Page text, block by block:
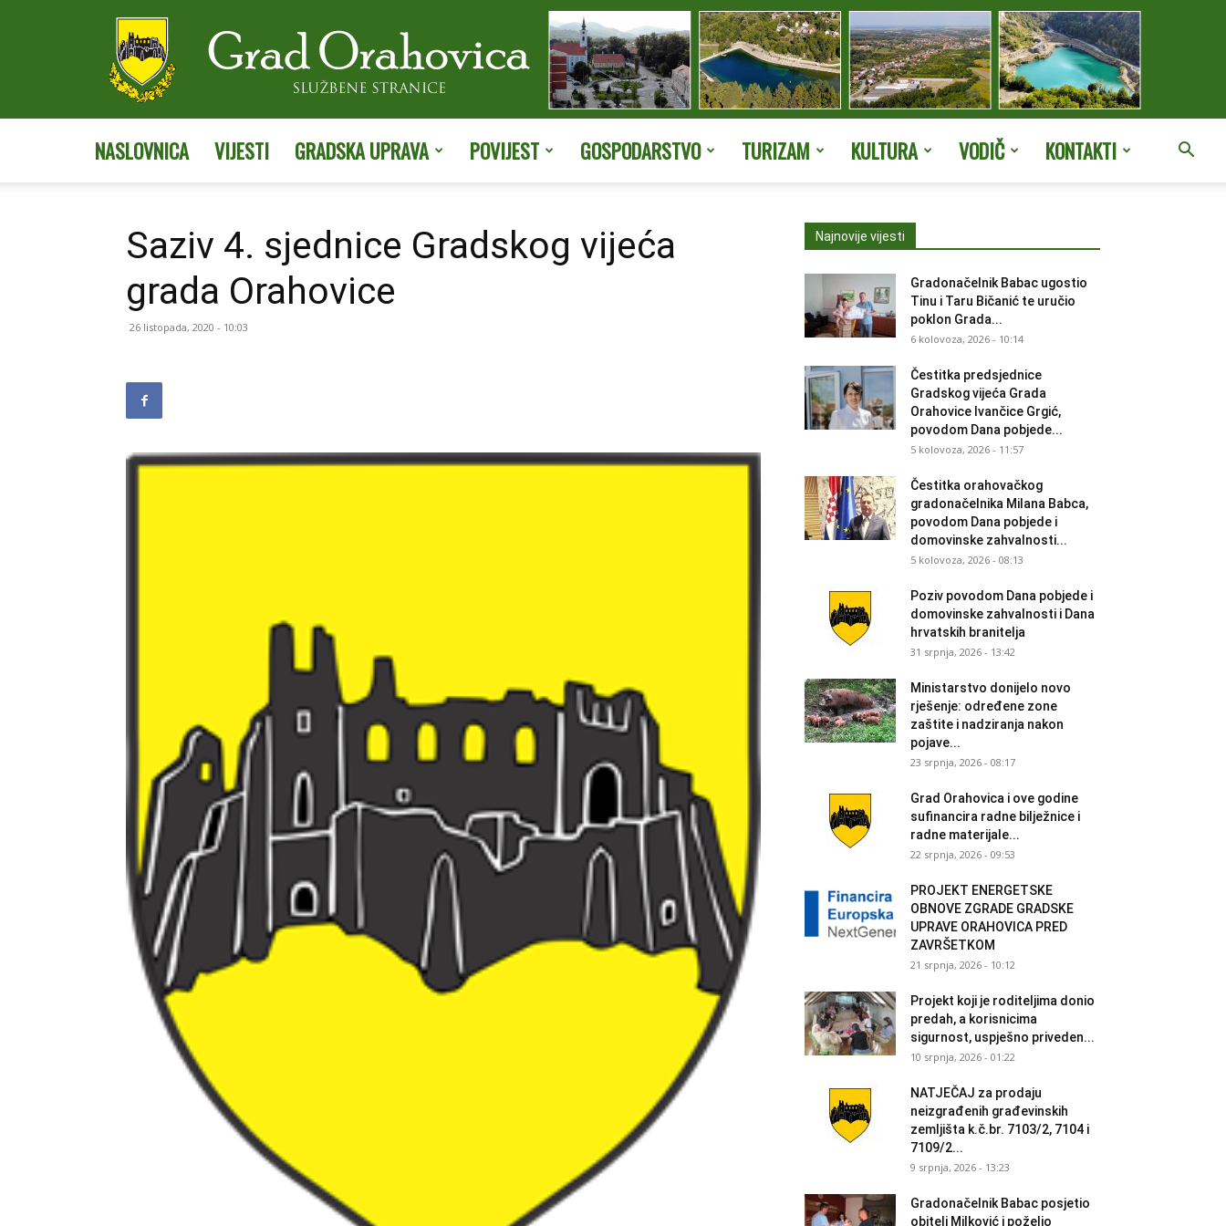
NASLOVNICA VIJESTI GRADSKA UPRAVA POVIJEST GOSPODARSTVO TURIZAM KULTURA VODIČ KONTAKTI
Saziv 4. sjednice Gradskog vijeća
grada Orahovice
26 listopada, 2020 - 10:03
Najnovije vijesti
Gradonačelnik Babac ugostio
Tinu i Taru Bičanić te uručio
poklon Grada...
6 kolovoza, 2026 - 10:14
Čestitka predsjednice
Gradskog vijeća Grada
Orahovice Ivančice Grgić,
povodom Dana pobjede...
5 kolovoza, 2026 - 11:57
Čestitka orahovačkog
gradonačelnika Milana Babca,
povodom Dana pobjede i
domovinske zahvalnosti...
5 kolovoza, 2026 - 08:13
Poziv povodom Dana pobjede i
domovinske zahvalnosti i Dana
hrvatskih branitelja
31 srpnja, 2026 - 13:42
Ministarstvo donijelo novo
rješenje: određene zone
zaštite i nadziranja nakon
pojave...
23 srpnja, 2026 - 08:17
Grad Orahovica i ove godine
sufinancira radne bilježnice i
radne materijale...
22 srpnja, 2026 - 09:53
PROJEKT ENERGETSKE
OBNOVE ZGRADE GRADSKE
UPRAVE ORAHOVICA PRED
ZAVRŠETKOM
21 srpnja, 2026 - 10:12
Projekt koji je roditeljima donio
predah, a korisnicima
sigurnost, uspješno priveden...
10 srpnja, 2026 - 01:22
NATJEČAJ za prodaju
neizgrađenih građevinskih
zemljišta k.č.br. 7103/2, 7104 i
7109/2...
9 srpnja, 2026 - 13:23
Gradonačelnik Babac posjetio
obitelj Milković i poželio